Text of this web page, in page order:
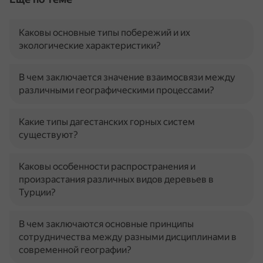
Каковы основные типы побережий и их
экологические характеристики?
В чем заключается значение взаимосвязи между
различными географическими процессами?
Какие типы дагестанских горных систем
существуют?
Каковы особенности распространения и
произрастания различных видов деревьев в
Турции?
В чем заключаются основные принципы
сотрудничества между разными дисциплинами в
современной географии?